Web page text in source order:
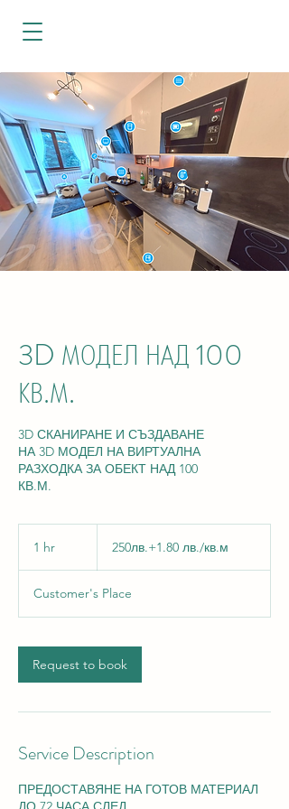
3D МОДЕЛ НАД 100
КВ.М.
3D СКАНИРАНЕ И СЪЗДАВАНЕ
НА 3D МОДЕЛ НА ВИРТУАЛНА
РАЗХОДКА ЗА ОБЕКТ НАД 100
КВ.М.
1 hr
кв.м250лв.+1.80 лв./кв.м
Customer's Place
Request to book
Service Description
ПРЕДОСТАВЯНЕ НА ГОТОВ МАТЕРИАЛ